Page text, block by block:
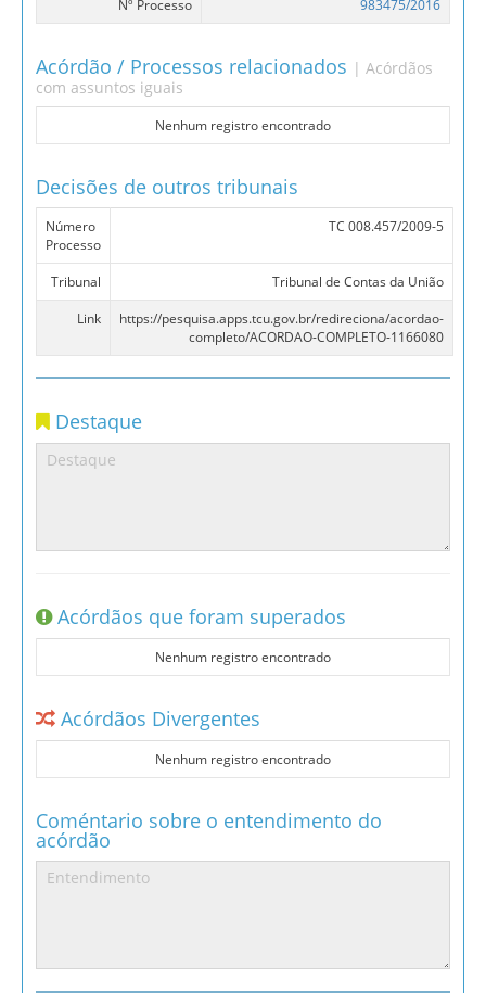
Nº Processo
983475/2016
Acórdão / Processos relacionados | Acórdãos
com assuntos iguais
Nenhum registro encontrado
Decisões de outros tribunais
Número
Processo
TC 008.457/2009-5
Tribunal
Tribunal de Contas da União
Link
https://pesquisa.apps.tcu.gov.br/redireciona/acordao-
completo/ACORDAO-COMPLETO-1166080
Destaque
Acórdãos que foram superados
Nenhum registro encontrado
Acórdãos Divergentes
Nenhum registro encontrado
Coméntario sobre o entendimento do
acórdão